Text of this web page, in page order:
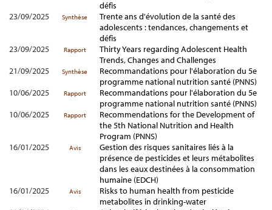
défis
23/09/2025
Synthèse
Trente ans d'évolution de la santé des
adolescents : tendances, changements et
défis
23/09/2025
Rapport
Thirty Years regarding Adolescent Health
Trends, Changes and Challenges
21/09/2025
Synthèse
Recommandations pour l'élaboration du 5e
programme national nutrition santé (PNNS)
10/06/2025
Rapport
Recommandations pour l'élaboration du 5e
programme national nutrition santé (PNNS)
10/06/2025
Rapport
Recommendations for the Development of
the 5th National Nutrition and Health
Program (PNNS)
16/01/2025
Avis
Gestion des risques sanitaires liés à la
présence de pesticides et leurs métabolites
dans les eaux destinées à la consommation
humaine (EDCH)
16/01/2025
Avis
Risks to human health from pesticide
metabolites in drinking-water